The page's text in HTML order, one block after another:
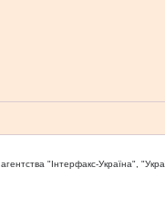
"Iнтерфакс-Україна",